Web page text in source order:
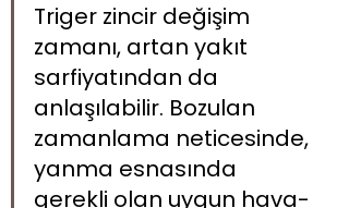
Triger zincir değişim
zamanı, artan yakıt
sarfiyatından da
anlaşılabilir. Bozulan
zamanlama neticesinde,
yanma esnasında
gerekli olan uygun hava-